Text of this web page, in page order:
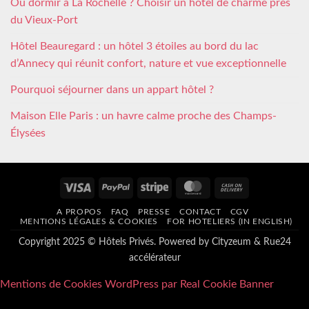
Où dormir à La Rochelle ? Choisir un hôtel de charme près
du Vieux-Port
Hôtel Beauregard : un hôtel 3 étoiles au bord du lac
d’Annecy qui réunit confort, nature et vue exceptionnelle
Pourquoi séjourner dans un appart hôtel ?
Maison Elle Paris : un havre calme proche des Champs-
Élysées
Visa PayPal Stripe MasterCard
Delivery
A PROPOS FAQ PRESSE CONTACT
CGV
MENTIONS LÉGALES & COOKIES
FOR HOTELIERS (IN ENGLISH)
Copyright 2025 © Hôtels Privés. Powered by Cityzeum & Rue24
accélérateur
Mentions de Cookies WordPress par Real Cookie Banner